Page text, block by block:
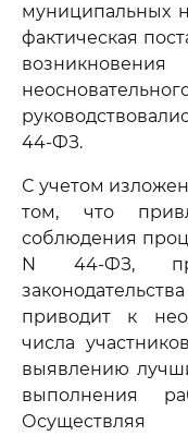
муниципальных
фактическая
44-ФЗ.
С учетом
том, что
соблюдения
N 44-ФЗ,
приводит к
числа
выявлению
выполнения